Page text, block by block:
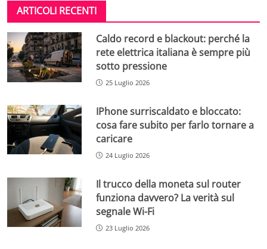
ARTICOLI RECENTI
Caldo record e blackout: perché la
rete elettrica italiana è sempre più
sotto pressione
25 Luglio 2026
IPhone surriscaldato e bloccato:
cosa fare subito per farlo tornare a
caricare
24 Luglio 2026
Il trucco della moneta sul router
funziona davvero? La verità sul
segnale Wi-Fi
23 Luglio 2026